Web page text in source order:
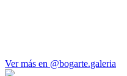
Ver más en @bogarte.galeria